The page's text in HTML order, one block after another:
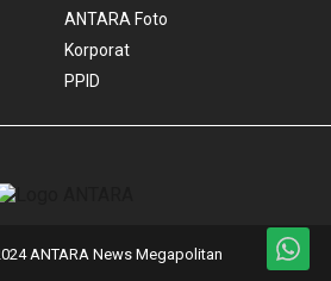
ANTARA Foto
Korporat
PPID
ANTARA News Megapolitan